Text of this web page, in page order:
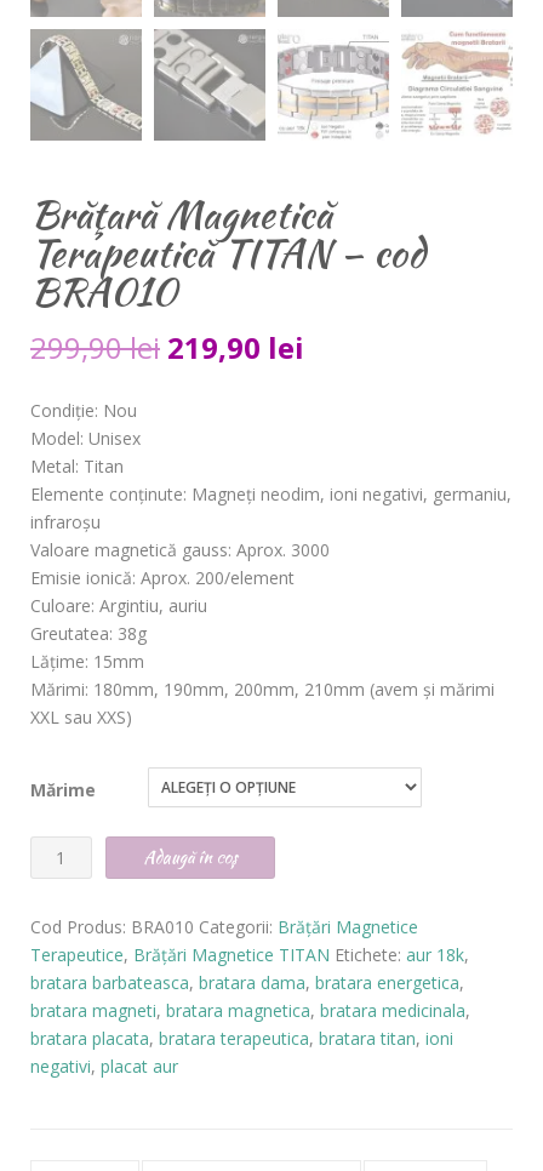
Brăţară Magnetică
Terapeutică TITAN – cod
BRA010
299,90lei 219,90 lei
Condiţie: Nou
Model: Unisex
Metal: Titan
Elemente conţinute: Magneţi neodim, ioni negativi, germaniu,
infraroşu
Valoare magnetică gauss: Aprox. 3000
Emisie ionică: Aprox. 200/element
Culoare: Argintiu, auriu
Greutatea: 38g
Lăţime: 15mm
Mărimi: 180mm, 190mm, 200mm, 210mm (avem şi mărimi
XXL sau XXS)
Mărime
Cantitate
Magnetică
Terapeutică
TITAN
-
cod
Adaugă în coș
Cod Produs: BRA010 Categorii: Brăţări Magnetice
Terapeutice, Brăţări Magnetice TITAN Etichete: aur 18k,
bratara barbateasca, bratara dama, bratara energetica,
bratara magneti, bratara magnetica, bratara medicinala,
bratara placata, bratara terapeutica, bratara titan, ioni
negativi, placat aur